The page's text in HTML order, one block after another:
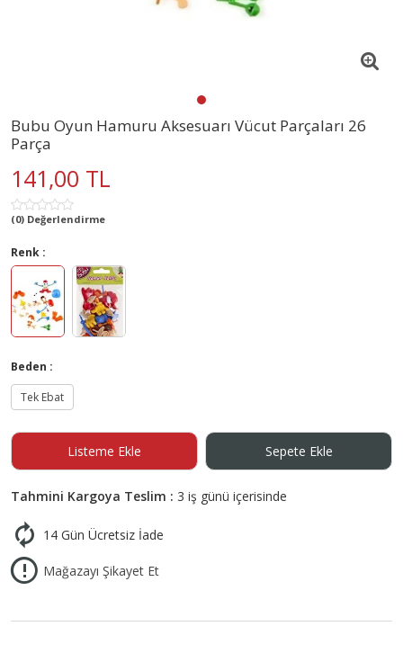
Bubu Oyun Hamuru Aksesuarı Vücut Parçaları 26
Parça
141,00 TL
(0) Değerlendirme
Renk :
Beden :
Tek Ebat
Listeme Ekle Sepete Ekle
Tahmini Kargoya Teslim : 3 iş günü içerisinde
14 Gün Ücretsiz İade
Mağazayı Şikayet Et